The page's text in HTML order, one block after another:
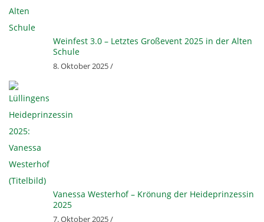
Weinfest 3.0 – Letztes Großevent 2025 in der Alten
Schule
8. Oktober 2025 /
Vanessa Westerhof – Krönung der Heideprinzessin
2025
7. Oktober 2025 /